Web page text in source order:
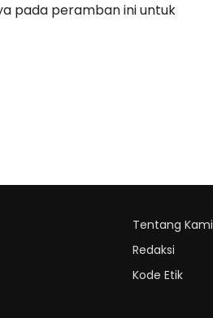
pada peramban ini untuk
Tentang Kami
Redaksi
Kode Etik